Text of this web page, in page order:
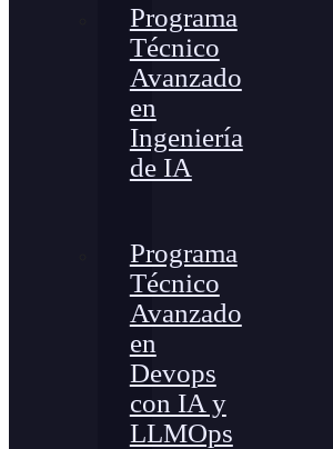
Programa
Técnico
Avanzado
en
Ingeniería
de IA
Programa
Técnico
Avanzado
en
Devops
con IA y
LLMOps